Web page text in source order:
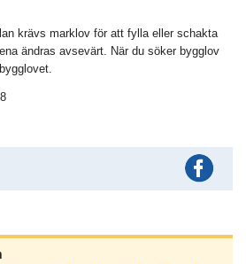
krävs marklov för att fylla eller schakta
ändras avsevärt. När du söker bygglov